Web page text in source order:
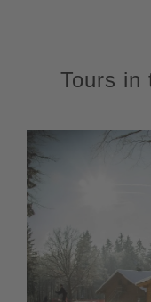
Tours in